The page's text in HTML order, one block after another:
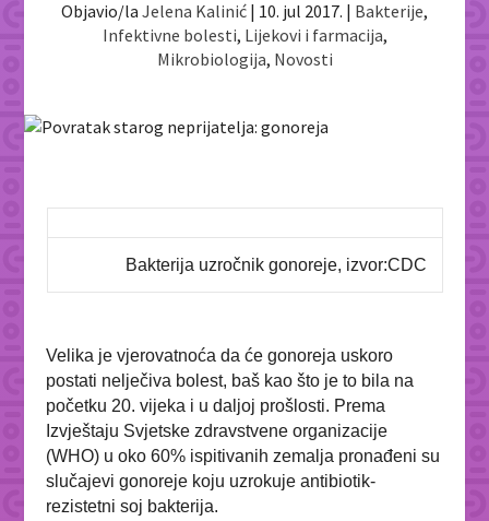
Objavio/la Jelena Kalinić | 10. jul 2017. | Bakterije,
Infektivne bolesti, Lijekovi i farmacija,
Mikrobiologija, Novosti
Bakterija uzročnik gonoreje, izvor:CDC
Velika je vjerovatnoća da će gonoreja uskoro
postati nelječiva bolest, baš kao što je to bila na
početku 20. vijeka i u daljoj prošlosti. Prema
Izvještaju Svjetske zdravstvene organizacije
(WHO) u oko 60% ispitivanih zemalja pronađeni su
slučajevi gonoreje koju uzrokuje antibiotik-
rezistetni soj bakterija.